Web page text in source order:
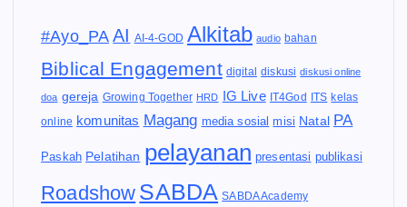
#Ayo_PA AI AI-4-GOD Alkitab audio bahan
Biblical Engagement digital diskusi diskusi online
doa gereja Growing Together HRD IG Live IT4God ITS kelas
online komunitas Magang media sosial misi Natal PA
Paskah Pelatihan pelayanan presentasi publikasi
Roadshow SABDA SABDA Academy